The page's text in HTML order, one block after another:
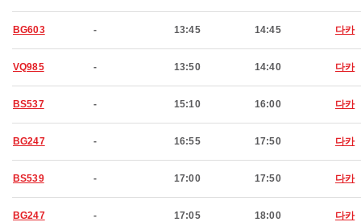
BG603 - 13:45 14:45 다카
VQ985 - 13:50 14:40 다카
BS537 - 15:10 16:00 다카
BG247 - 16:55 17:50 다카
BS539 - 17:00 17:50 다카
BG247 - 17:05 18:00 다카